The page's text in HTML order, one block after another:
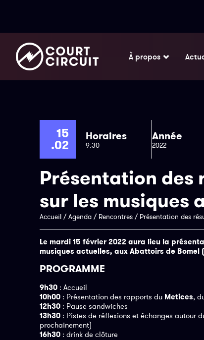
À propos
15
.02
Horaires
9:30
Année
2022
Présentation des
sur les musiques
Accueil /Agenda / Rencontres / Présentation des
Le mardi 15 février 2022 aura lieu la
musiques actuelles, aux Abattoirs de Bomel
PROGRAMME
9h30 : Accueil
10h00 : Présentation des rapports du Metices,
12h30 : Pause sandwiches
13h30 : Pistes de réflexions et échanges autour
prochainement)
16h30 : drink de clôture